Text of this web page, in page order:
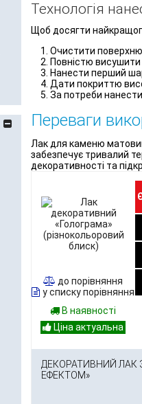
Технологія
Щоб досягти
Очистити поверхню
Повністю висушити
Нанести перший
Дати покриттю
За потреби
Переваги
Лак для каменю
забезпечує тривалий
декоративності та
до порівняння
у списку порівняння
В наявності
ДЕКОРАТИВНИЙ ЛАК
ЕФЕКТОМ»